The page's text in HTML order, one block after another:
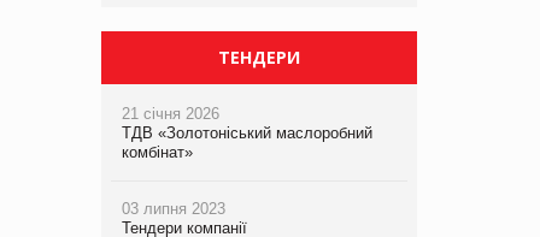
ТЕНДЕРИ
21 січня 2026
ТДВ «Золотоніський маслоробний
комбінат»
03 липня 2023
Тендери компанії